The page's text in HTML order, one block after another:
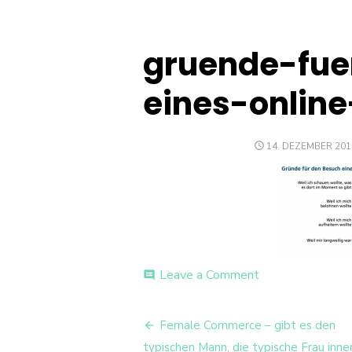
gruende-
eines-
POSTED
14. DEZEMBER
comment Leave a Commenton
den-
besuch-
Beitrags-
Female Commerce – gibt es den
typischen Mann, die typische Frau